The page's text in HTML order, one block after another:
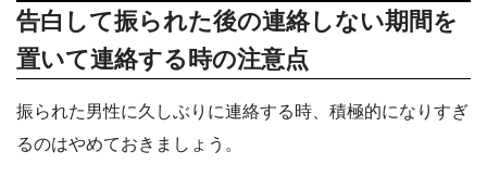
告白して振られた後の連絡しない期間を
置いて連絡する時の注意点
振られた男性に久しぶりに連絡する時、積極的になりすぎ
るのはやめておきましょう。